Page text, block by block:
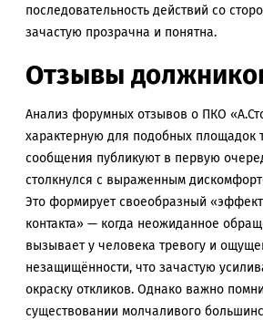
последовательность действий со
зачастую прозрачна и понятна.
Отзывы
Анализ форумных отзывов о ПКО
характерную для подобных площадок
сообщения публикуют в первую
столкнулся с выраженным
Это формирует своеобразный
контакта» — когда неожиданное
вызывает у человека тревогу и
незащищённости, что зачастую
окраску откликов. Однако важно
существовании молчаливого